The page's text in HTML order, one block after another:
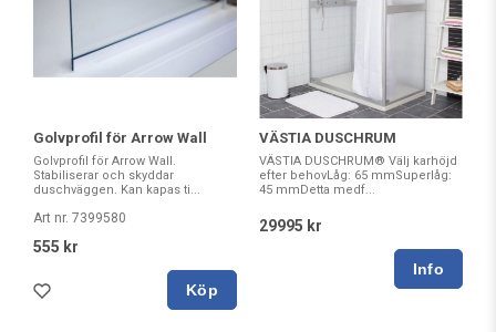
Golvprofil för Arrow Wall
Golvprofil för Arrow Wall.
Stabiliserar och skyddar
duschväggen. Kan kapas ti...
Art nr. 7399580
555 kr
Köp
VÄSTIA DUSCHRUM
VÄSTIA DUSCHRUM® Välj karhöjd
efter behovLåg: 65 mmSuperlåg:
45 mmDetta medf...
29995 kr